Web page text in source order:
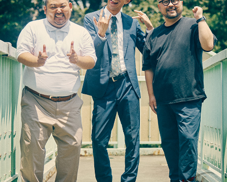
Cocotameとは About
#エンタメ業界のちょっといい話
#サステナブルな取り組み #スタッフが語る
#リクルート